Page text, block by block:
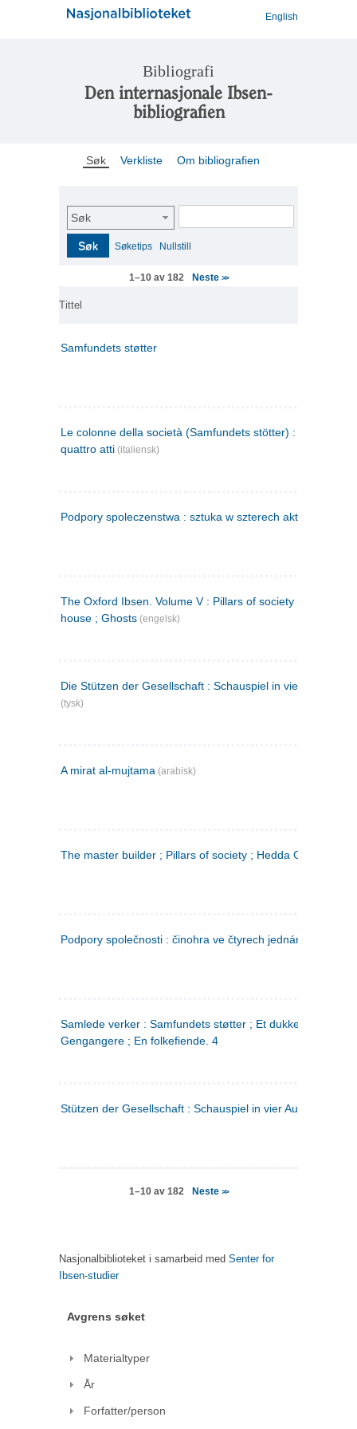
English
Bibliografi
Den internasjonale Ibsen-
bibliografien
Søk Verkliste Om bibliografien
Søk
Søk Søketips Nullstill
1–10 av 182 Neste >>
Tittel
Samfundets støtter
Le colonne della società (Samfundets stötter) : commedia
quattro atti (italiensk)
Podpory spoleczenstwa : sztuka w szterech aktach
The Oxford Ibsen. Volume V : Pillars of society ; A doll's
house ; Ghosts (engelsk)
Die Stützen der Gesellschaft : Schauspiel in vier Aufzügen
(tysk)
A mirat al-mujtama (arabisk)
The master builder ; Pillars of society ; Hedda Gabler
Podpory společnosti : činohra ve čtyrech jednáních
Samlede verker : Samfundets støtter ; Et dukkehjem ;
Gengangere ; En folkefiende. 4
Stützen der Gesellschaft : Schauspiel in vier Aufzügen
1–10 av 182 Neste >>
Nasjonalbiblioteket i samarbeid med Senter for
Ibsen-studier
Avgrens søket
Materialtyper
År
Forfatter/person